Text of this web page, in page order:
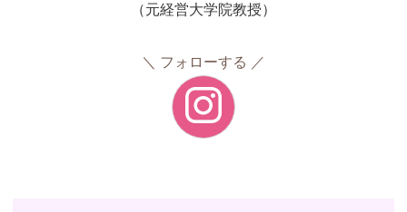
（元経営大学院教授）
フォローする